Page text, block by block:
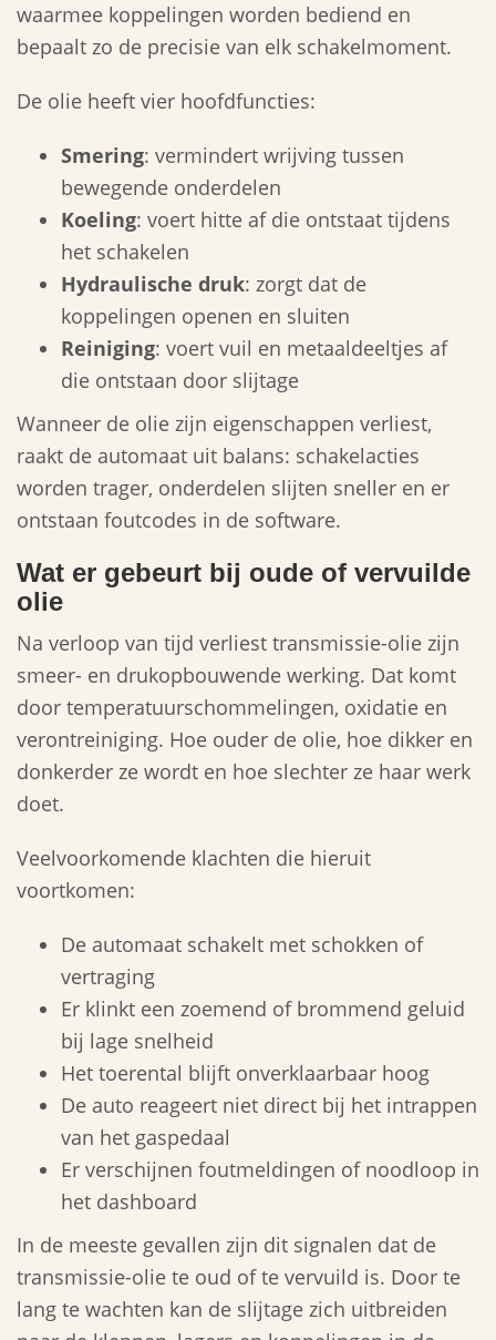
waarmee koppelingen worden bediend en
bepaalt zo de precisie van elk schakelmoment.
De olie heeft vier hoofdfuncties:
Smering: vermindert wrijving tussen
bewegende onderdelen
Koeling: voert hitte af die ontstaat tijdens
het schakelen
Hydraulische druk: zorgt dat de
koppelingen openen en sluiten
Reiniging: voert vuil en metaaldeeltjes af
die ontstaan door slijtage
Wanneer de olie zijn eigenschappen verliest,
raakt de automaat uit balans: schakelacties
worden trager, onderdelen slijten sneller en er
ontstaan foutcodes in de software.
Wat er gebeurt bij oude of vervuilde
olie
Na verloop van tijd verliest transmissie-olie zijn
smeer- en drukopbouwende werking. Dat komt
door temperatuurschommelingen, oxidatie en
verontreiniging. Hoe ouder de olie, hoe dikker en
donkerder ze wordt en hoe slechter ze haar werk
doet.
Veelvoorkomende klachten die hieruit
voortkomen:
De automaat schakelt met schokken of
vertraging
Er klinkt een zoemend of brommend geluid
bij lage snelheid
Het toerental blijft onverklaarbaar hoog
De auto reageert niet direct bij het intrappen
van het gaspedaal
Er verschijnen foutmeldingen of noodloop in
het dashboard
In de meeste gevallen zijn dit signalen dat de
transmissie-olie te oud of te vervuild is. Door te
lang te wachten kan de slijtage zich uitbreiden